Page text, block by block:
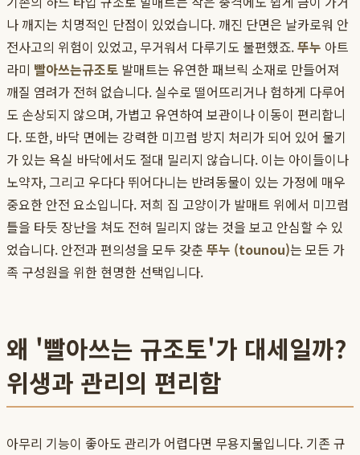
나 깨지는 치명적인 단점이 있었습니다. 깨진 단면은 날카로워 안
전사고의 위험이 있었고, 무거워서 다루기도 불편했죠.뚜누 아트
라미 빨아쓰는규조토 발매트는 유연한 패브릭 소재로 만들어져
깨질 염려가 전혀 없습니다. 실수로 떨어뜨리거나 험하게 다루어
도 손상되지 않으며, 가볍고 유연하여 보관이나 이동이 편리합니
다. 또한, 바닥 면에는 강력한 미끄럼 방지 처리가 되어 있어 물기
가 있는 욕실 바닥에서도 절대 밀리지 않습니다. 이는 아이들이나
노약자, 그리고 우다다 뛰어다니는 반려동물이 있는 가정에 매우
중요한 안전 요소입니다. 저희 집 고양이가 발매트 위에서 미끄럼
틀을 타듯 장난을 쳐도 전혀 밀리지 않는 것을 보고 안심할 수 있
었습니다. 안전과 편의성을 모두 갖춘 뚜누 (tounou)는 모든 가
족 구성원을 위한 현명한 선택입니다.
왜 '빨아쓰는 규조토'가 대세일까?
위생과 관리의 편리함
아무리 기능이 좋아도 관리가 어렵다면 무용지물입니다. 기존 규